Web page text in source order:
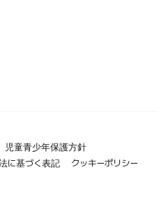
児童青少年保護方針
に基づく表記
クッキーポリシー